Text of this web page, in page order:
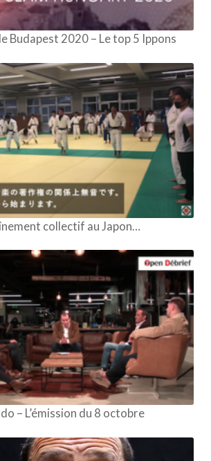
Budapest 2020 – Le top 5 Ippons
collectif au Japon…
– L’émission du 8 octobre